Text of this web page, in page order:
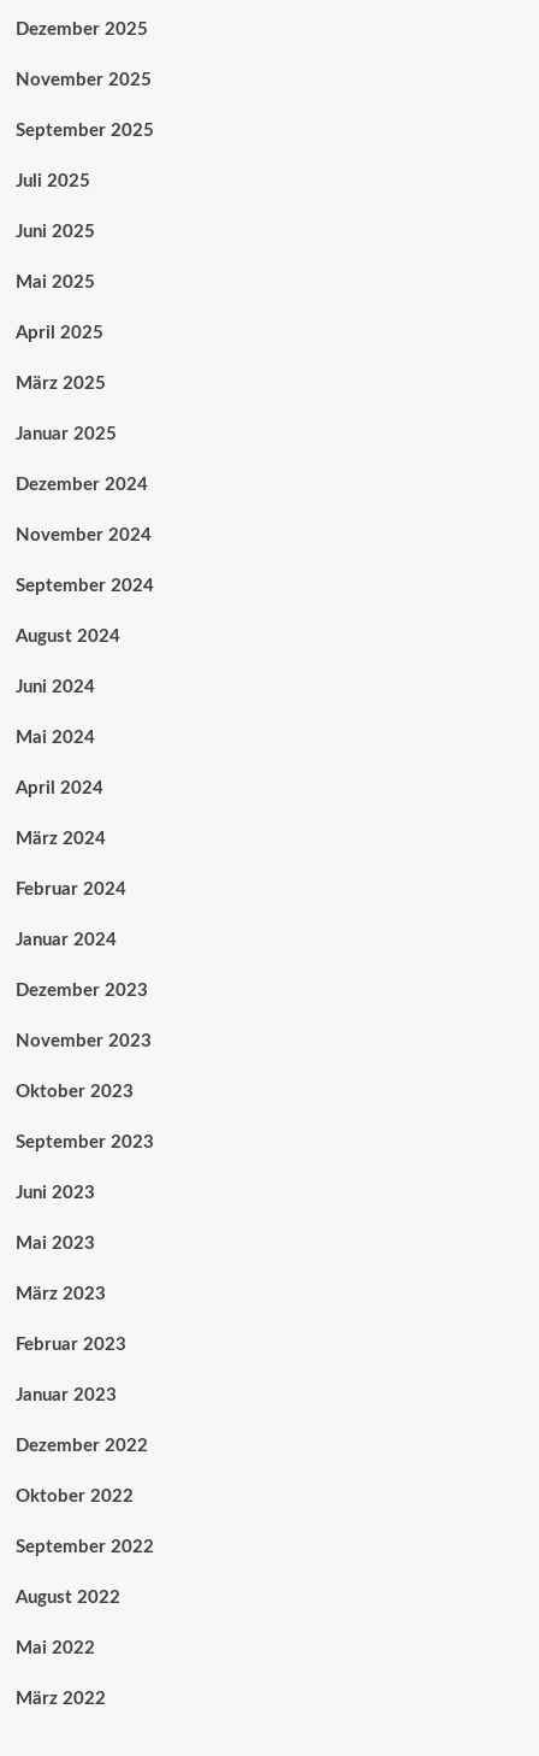
Dezember 2025
November 2025
September 2025
Juli 2025
Juni 2025
Mai 2025
April 2025
März 2025
Januar 2025
Dezember 2024
November 2024
September 2024
August 2024
Juni 2024
Mai 2024
April 2024
März 2024
Februar 2024
Januar 2024
Dezember 2023
November 2023
Oktober 2023
September 2023
Juni 2023
Mai 2023
März 2023
Februar 2023
Januar 2023
Dezember 2022
Oktober 2022
September 2022
August 2022
Mai 2022
März 2022